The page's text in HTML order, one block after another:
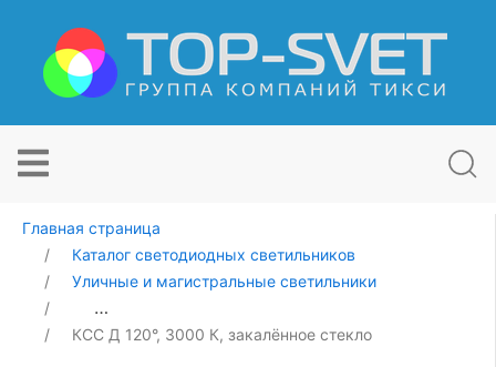
Главная страница
Каталог светодиодных светильников
Уличные и магистральные светильники
Уличный светодиодный светильник Свет НН ССдУ 01
КСС Д 120°, 3000 К, закалённое стекло